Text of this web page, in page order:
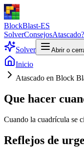
BlockBlast-ES
SolverConsejosAtascado?
Solver
Abrir o
Inicio
Atascado en Block
Que hacer
Cuando la cuadrícula se
Reflejos de